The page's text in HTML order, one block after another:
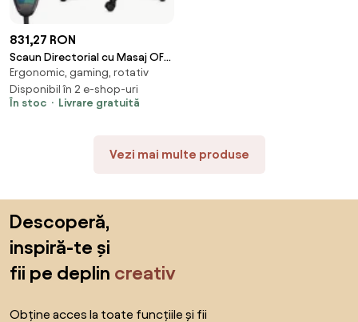
831,27 RON
Scaun Directorial cu Masaj OFF
935 Negru
Ergonomic, gaming, rotativ
Disponibil în 2 e-shop-uri
În stoc
Livrare gratuită
Vezi mai multe produse
Descoperă,
inspiră-te și
fii pe deplin creativ
Obține acces la toate funcțiile și fii